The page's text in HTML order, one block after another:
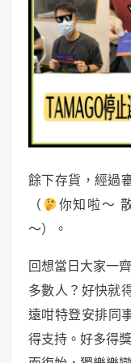
餘下存貨，經過
（
你知啦～
～）。
回想當日大家一
多數人？好快就
遠咁特登安排同
得支持。好多得